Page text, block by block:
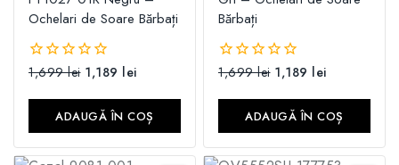
Ochelari de Soare Bărbați
0
5
1,699lei 1,189 lei
ADAUGĂ ÎN COȘ
Bărbați
0
5
1,699lei 1,189 lei
ADAUGĂ ÎN COȘ